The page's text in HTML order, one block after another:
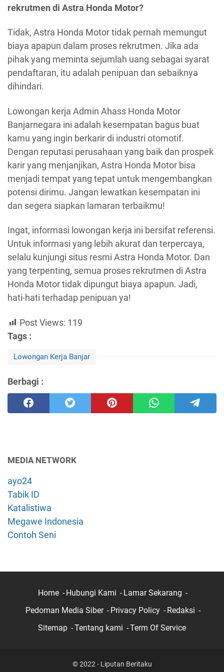
rekrutmen di Astra Honda Motor?
Tidak, Astra Honda Motor tidak pernah memungut
biaya apapun dalam proses rekrutmen. Jika ada
pihak yang meminta sejumlah uang sebagai syarat
pendaftaran, itu adalah penipuan dan sebaiknya
dihindari.
Lowongan kerja Admin Ahass Honda Motor
Banjarnegara ini adalah kesempatan bagus buat
kamu yang ingin berkarir di industri otomotif.
Dengan reputasi perusahaan yang baik dan prospek
karir yang menjanjikan, Astra Honda Motor bisa
menjadi tempat yang tepat untuk mengembangkan
potensi dirimu. Jangan lewatkan kesempatan ini
dan segera siapkan lamaran terbaikmu!
Ingat, informasi lowongan kerja ini bersifat referensi.
Untuk informasi yang lebih akurat dan terpercaya,
selalu kunjungi situs resmi Astra Honda Motor. Dan
yang terpenting, semua proses rekrutmen di Astra
Honda Motor tidak dipungut biaya apapun. Jadi,
hati-hati terhadap penipuan ya!
Post Views: 119
Tags :
Lowongan Kerja Banjar
Berbagi :
MEDIA NETWORK
ayo24
Tabik ID
Katalistiwa
Megawe Indonesia
Contoh Seni
Home Hubungi Kami
Lamar Sekarang
Pedoman Media Siber
Privacy Policy
Redaksi
Sitemap
Tentang kami Term Of Service
© 2022 - Liputan Beritaku